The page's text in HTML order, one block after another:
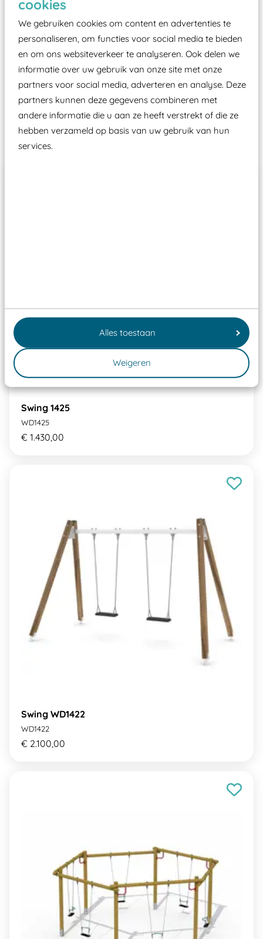
cookies
We gebruiken cookies om content en advertenties te
personaliseren, om functies voor social media te bieden
en om ons websiteverkeer te analyseren. Ook delen we
informatie over uw gebruik van onze site met onze
partners voor social media, adverteren en analyse. Deze
partners kunnen deze gegevens combineren met
andere informatie die u aan ze heeft verstrekt of die ze
hebben verzameld op basis van uw gebruik van hun
services.
Alles toestaan
Weigeren
moet zijn van een typekeuring, -plaatje en
certificering, uitgegeven door een Nederlands
aangewezen keuringsinstantie?
Wij ook speeltoestellen kunnen laten keuren zodat
ze toch binnen het Warenwetbesluit Attractie- en
Speeltoestellen vallen?
Past er goed bij
Swing 1425
WD1425
€ 1.430,00
Swing WD1422
WD1422
€ 2.100,00